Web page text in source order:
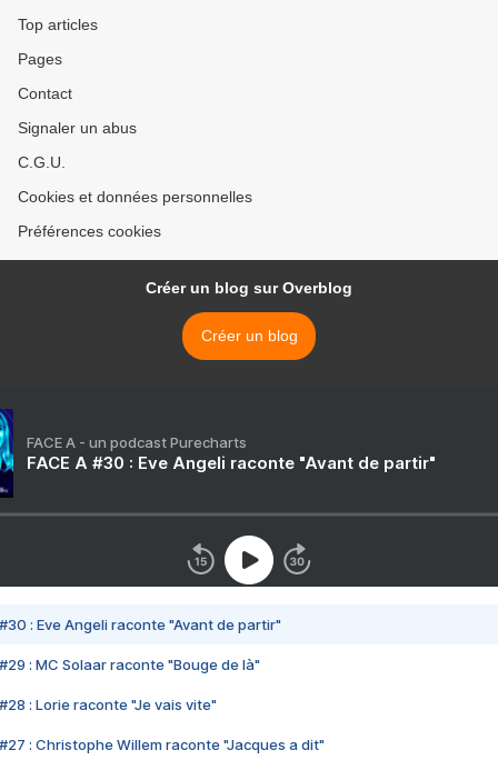
Top articles
Pages
Contact
Signaler un abus
C.G.U.
Cookies et données personnelles
Préférences cookies
Créer un blog sur Overblog
Créer un blog
FACE A - un podcast Purecharts
FACE A #30 : Eve Angeli raconte "Avant de partir"
#30 : Eve Angeli raconte "Avant de partir"
#29 : MC Solaar raconte "Bouge de là"
#28 : Lorie raconte "Je vais vite"
#27 : Christophe Willem raconte "Jacques a dit"